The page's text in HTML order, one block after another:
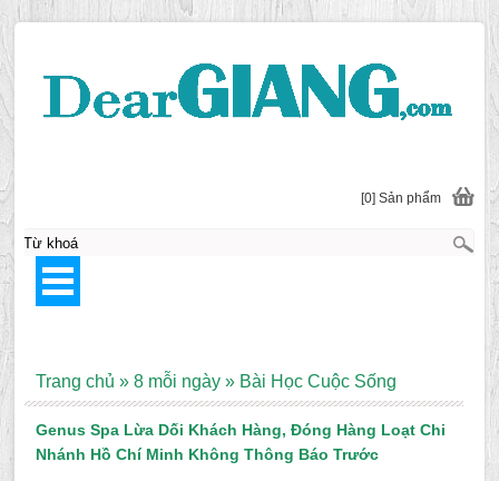
Genus Spa Lừa Dối Khách Hàng, Đóng Hàng Loạt Chi
Nhánh Hồ Chí Minh Không Thông Báo Trước
Trang chủ » 8 mỗi ngày » Bài Học Cuộc Sống
[0] Sản phẩm